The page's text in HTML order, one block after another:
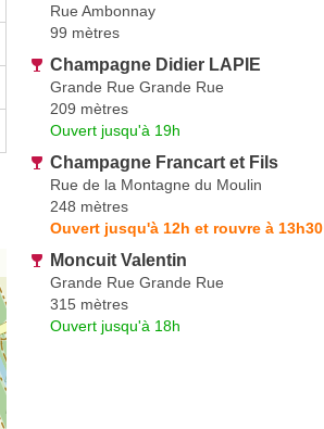
Rue Ambonnay
99 mètres
Champagne Didier LAPIE
Grande Rue Grande Rue
209 mètres
Ouvert jusqu'à 19h
Champagne Francart et Fils
Rue de la Montagne du Moulin
248 mètres
Ouvert jusqu'à 12h et rouvre à 13h30
Moncuit Valentin
Grande Rue Grande Rue
315 mètres
Ouvert jusqu'à 18h